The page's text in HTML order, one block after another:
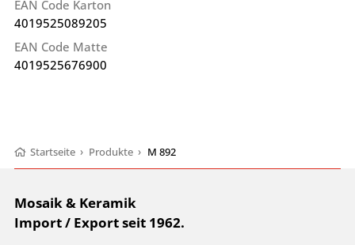
EAN Code Karton
4019525089205
EAN Code Matte
4019525676900
Startseite › Produkte › M 892
Mosaik & Keramik
Import / Export seit 1962.